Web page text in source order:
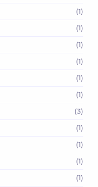
(1)
(1)
(1)
(1)
(1)
(1)
(3)
(1)
(1)
(1)
(1)